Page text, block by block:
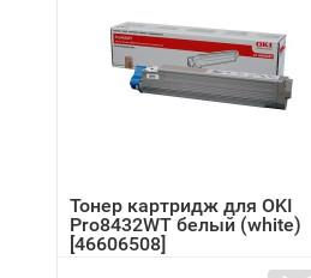
Тонер картридж для OKI
Pro8432WT белый (white)
[46606508]